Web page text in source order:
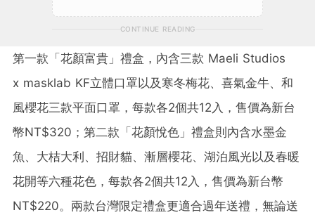
CONTINUE READING
第一款「花顏富貴」禮盒，內含三款 Maeli Studios
x masklab KF立體口罩以及寒冬梅花、喜氣金牛、和
風櫻花三款平面口罩，每款各2個共12 入，售價為新台
幣NT$320 ；第二款「花顏悅色」禮盒則內含水墨金
魚、大桔大利、招財貓、漸層櫻花、湖泊風光以及春暖
花開等六種花色，每款各2個共12 入，售價為新台幣
NT$220。 兩款台灣限定禮盒更適合過年送禮，無論送